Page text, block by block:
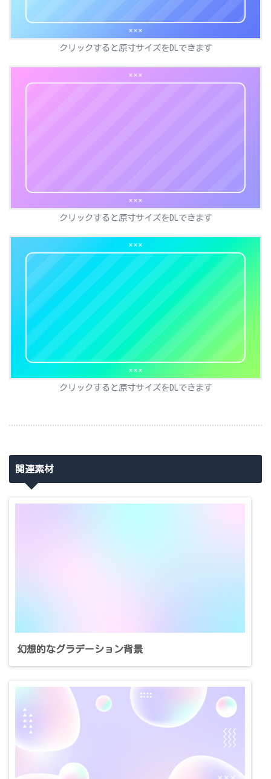
クリックすると原寸サイズをDLできます
クリックすると原寸サイズをDLできます
クリックすると原寸サイズをDLできます
関連素材
幻想的なグラデーション背景